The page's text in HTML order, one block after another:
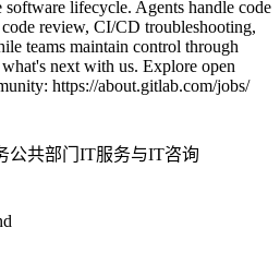
software lifecycle. Agents handle code
review, CI/CD troubleshooting,
teams maintain control through
next with us. Explore open
https://about.gitlab.com/jobs/
公共部门 IT服务与IT咨询